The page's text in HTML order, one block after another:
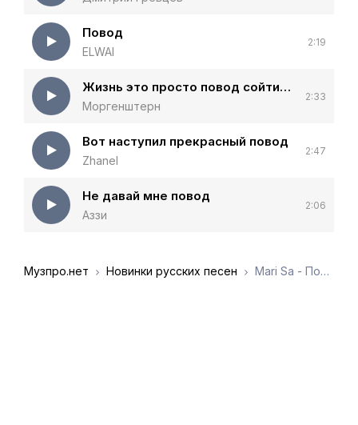
Повод
ELWAI
2:19
Жизнь это просто повод сойти с ума
Моргенштерн
2:33
Вот наступил прекрасный повод
Zhanel
2:47
Не давай мне повод
Аззи
2:06
Музпро.нет Новинки русских песен Mari Sa - Повод